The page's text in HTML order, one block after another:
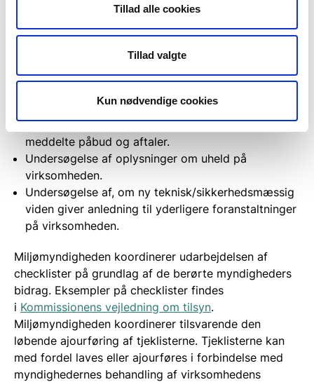
Tillad alle cookies
Tillad valgte
Kun nødvendige cookies
i de modtagne sikkerhedsdokumentation og planer
for forebyggelse af større uheld, er tilstrækkelige
og korrekte.
opfylder Risikobekendtgørelsens krav.
Kontrol af virksomhedens opfølgning af tidligere
meddelte påbud og aftaler.
Undersøgelse af oplysninger om uheld på
virksomheden.
Undersøgelse af, om ny teknisk/sikkerhedsmæssig
viden giver anledning til yderligere foranstaltninger
på virksomheden.
Miljømyndigheden koordinerer udarbejdelsen af
checklister på grundlag af de berørte myndigheders
bidrag. Eksempler på checklister findes
i Kommissionens vejledning om tilsyn.
Miljømyndigheden koordinerer tilsvarende den
løbende ajourføring af tjeklisterne. Tjeklisterne kan
med fordel laves eller ajourføres i forbindelse med
myndighedernes behandling af virksomhedens